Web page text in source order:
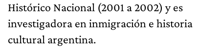
Histórico Nacional (2001 a 2002) y es
investigadora en inmigración e historia
cultural argentina.